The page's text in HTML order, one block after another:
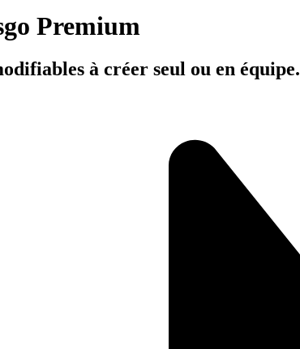
Premium
à créer seul ou en équipe.